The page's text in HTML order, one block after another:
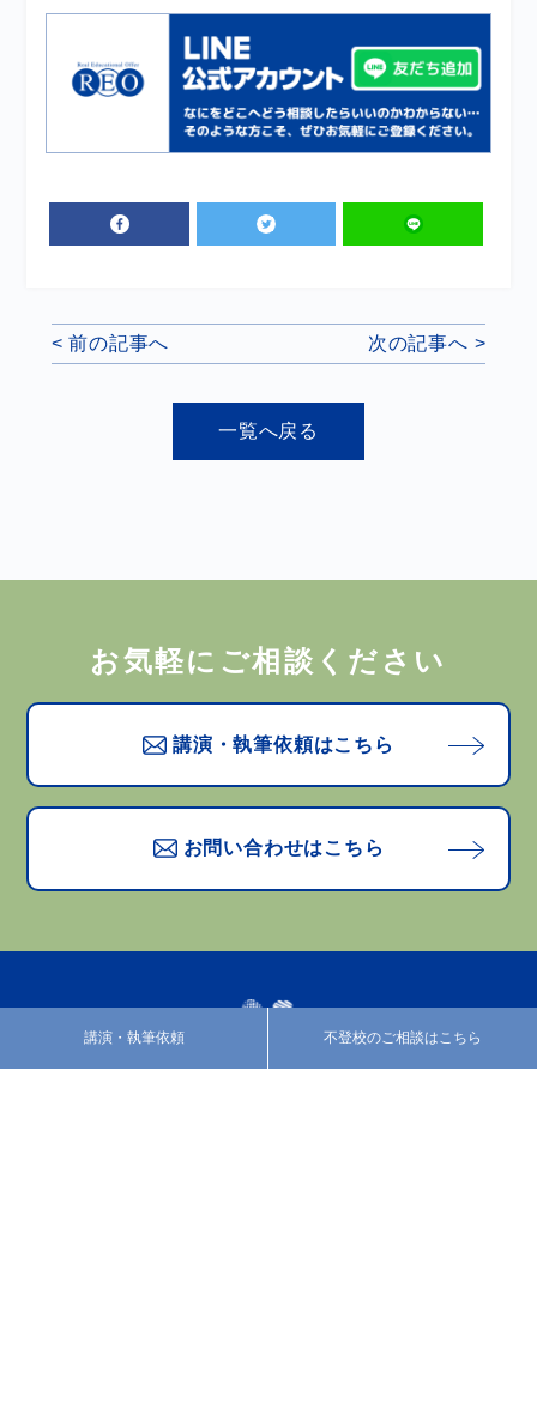
講演・執筆依頼 不登校のご相談はこちら
< 前の記事へ 次の記事へ >
一覧へ戻る
お気軽にご相談ください
講演・執筆依頼はこちら
お問い合わせはこちら